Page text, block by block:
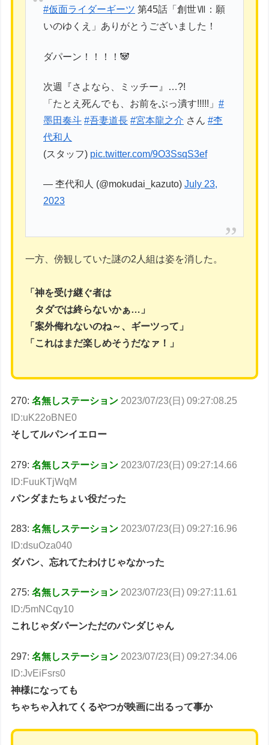
#仮面ライダーギーツ 第45話「創世Ⅶ：願
いのゆくえ」ありがとうございました！
ダパーン！！！！🐼
次週『さよなら、ミッチー』…?!
「たとえ死んでも、お前をぶっ潰す!!!!!」#
墨田奏斗 #吾妻道長 #宮本龍之介 さん#杢
代和人
(スタッフ) pic.twitter.com/9O3SsqS3ef
— 杢代和人 (@mokudai_kazuto)July 23,
2023
一方、傍観していた謎の2人組は姿を消した。
「神を受け継ぐ者は
タダでは終らないかぁ…」
「案外侮れないのね～、ギーツって」
「これはまだ楽しめそうだなァ！」
270:名無しステーション 2023/07/23(日) 09:27:08.25
ID:uK22oBNE0
そしてルパンイエロー
279:名無しステーション 2023/07/23(日) 09:27:14.66
ID:FuuKTjWqM
パンダまたちょい役だった
283:名無しステーション 2023/07/23(日) 09:27:16.96
ID:dsuOza040
ダパン、忘れてたわけじゃなかった
275:名無しステーション 2023/07/23(日) 09:27:11.61
ID:/5mNCqy10
これじゃダパーンただのパンダじゃん
297:名無しステーション 2023/07/23(日) 09:27:34.06
ID:JvEiFsrs0
神様になっても
ちゃちゃ入れてくるやつが映画に出るって事か